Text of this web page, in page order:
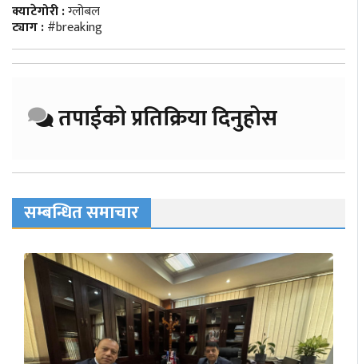
क्याटेगोरी :ग्लोबल
ट्याग :#breaking
तपाईको प्रतिक्रिया दिनुहोस
सम्बन्धित समाचार